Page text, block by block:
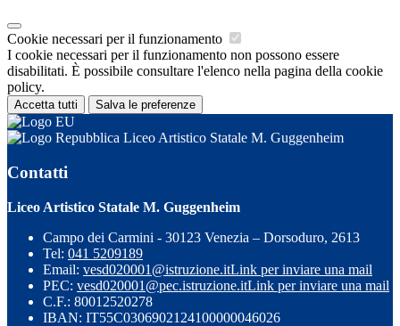
Cookie necessari per il funzionamento
I cookie necessari per il funzionamento non possono essere
disabilitati. È possibile consultare l'elenco nella pagina della cookie
policy.
Accetta tutti Salva le preferenze
Liceo Artistico Statale M. Guggenheim
Contatti
Liceo Artistico Statale M. Guggenheim
Campo dei Carmini - 30123 Venezia – Dorsoduro, 2613
Tel: 041 5209189
Email: vesd020001@istruzione.itLink per inviare una mail
PEC: vesd020001@pec.istruzione.itLink per inviare una mail
C.F.: 80012520278
IBAN: IT55C0306902124100000046026